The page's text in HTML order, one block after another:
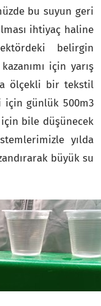
bu suyun geri
ihtiyaç haline
belirgin
için yarış
ölçekli bir tekstil
için günlük 500m3
bile düşünecek
yılda
büyük su